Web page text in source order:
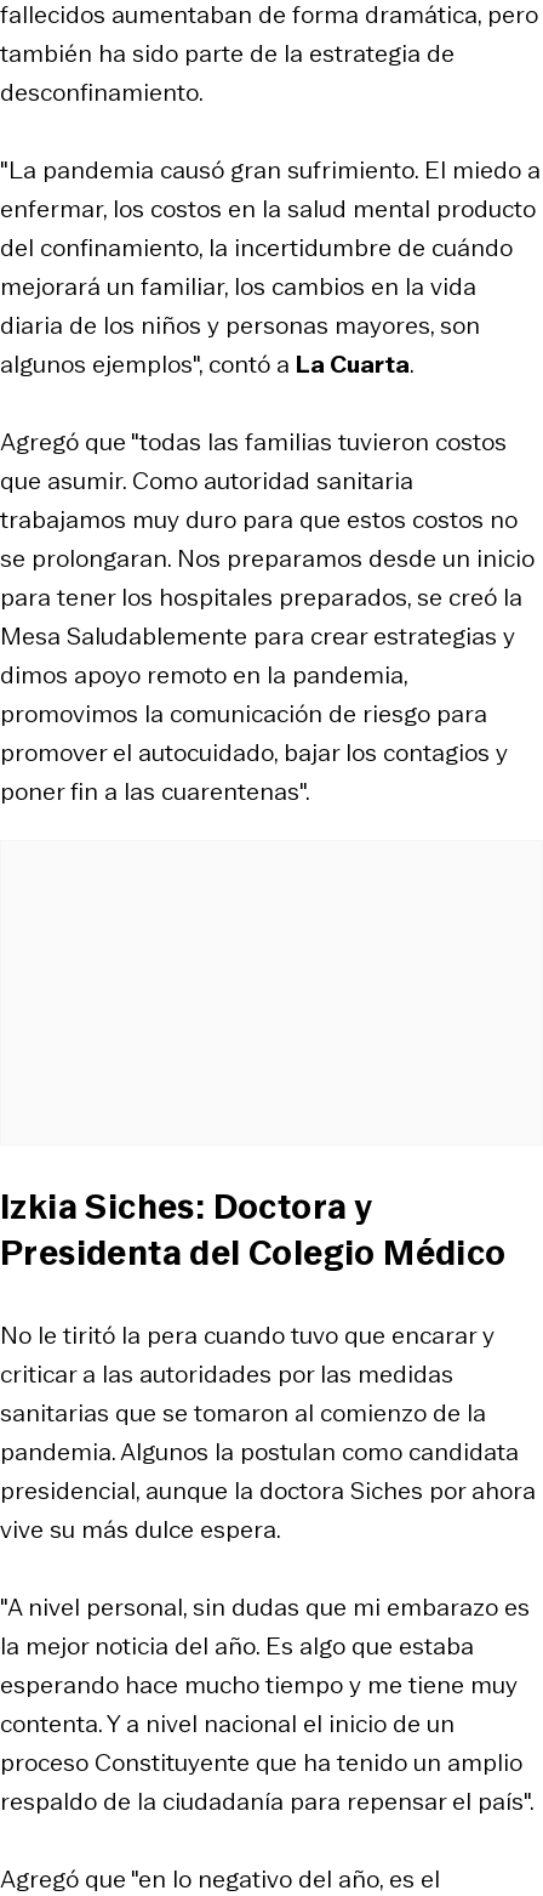
fallecidos aumentaban de forma dramática, pero
también ha sido parte de la estrategia de
desconfinamiento.
"La pandemia causó gran sufrimiento. El miedo a
enfermar, los costos en la salud mental producto
del confinamiento, la incertidumbre de cuándo
mejorará un familiar, los cambios en la vida
diaria de los niños y personas mayores, son
algunos ejemplos", contó a La Cuarta.
Agregó que "todas las familias tuvieron costos
que asumir. Como autoridad sanitaria
trabajamos muy duro para que estos costos no
se prolongaran. Nos preparamos desde un inicio
para tener los hospitales preparados, se creó la
Mesa Saludablemente para crear estrategias y
dimos apoyo remoto en la pandemia,
promovimos la comunicación de riesgo para
promover el autocuidado, bajar los contagios y
poner fin a las cuarentenas".
Izkia Siches: Doctora y
Presidenta del Colegio Médico
No le tiritó la pera cuando tuvo que encarar y
criticar a las autoridades por las medidas
sanitarias que se tomaron al comienzo de la
pandemia. Algunos la postulan como candidata
presidencial, aunque la doctora Siches por ahora
vive su más dulce espera.
"A nivel personal, sin dudas que mi embarazo es
la mejor noticia del año. Es algo que estaba
esperando hace mucho tiempo y me tiene muy
contenta. Y a nivel nacional el inicio de un
proceso Constituyente que ha tenido un amplio
respaldo de la ciudadanía para repensar el país".
Agregó que "en lo negativo del año, es el